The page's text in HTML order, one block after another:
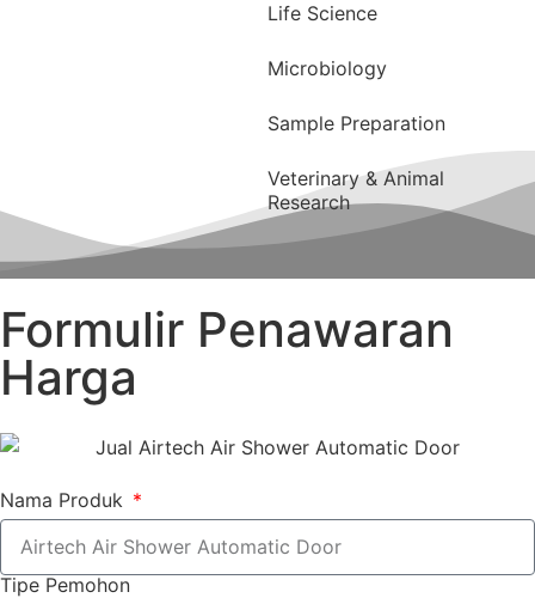
Life Science
Microbiology
Sample Preparation
Veterinary & Animal
Research
Formulir Penawaran
Harga
Nama Produk
Tipe Pemohon